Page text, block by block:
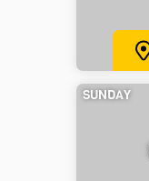
SUNDAY